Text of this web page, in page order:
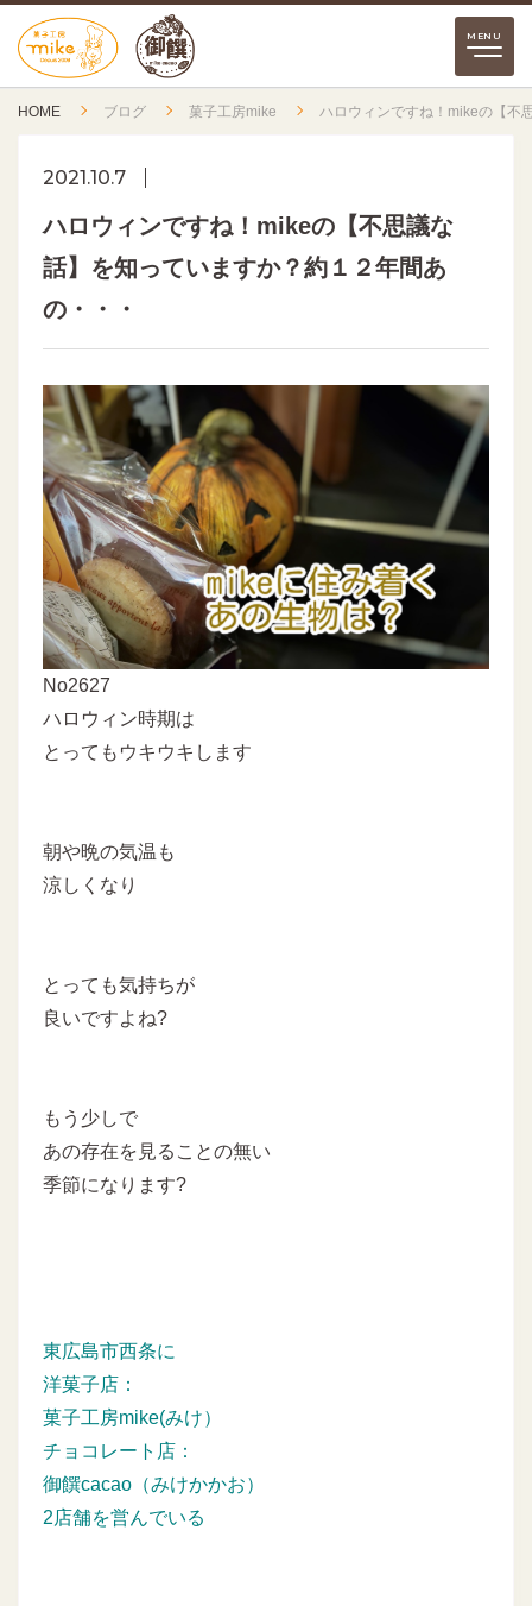
HOME ブログ 菓子工房mike ハロウィンですね！mikeの【不
2021.10.7
ハロウィンですね！mikeの【不思議な
話】を知っていますか？約１２年間あ
の・・・
No2627
ハロウィン時期は
とってもウキウキします
朝や晩の気温も
涼しくなり
とっても気持ちが
良いですよね?
もう少しで
あの存在を見ることの無い
季節になります?
東広島市西条に
洋菓子店：
菓子工房mike(みけ）
チョコレート店：
御饌cacao（みけかかお）
2店舗を営んでいる